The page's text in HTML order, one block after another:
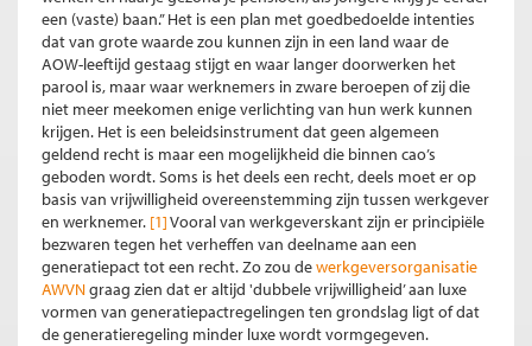
een (vaste) baan.” Het is een plan met goedbedoelde intenties
dat van grote waarde zou kunnen zijn in een land waar de
AOW-leeftijd gestaag stijgt en waar langer doorwerken het
parool is, maar waar werknemers in zware beroepen of zij die
niet meer meekomen enige verlichting van hun werk kunnen
krijgen. Het is een beleidsinstrument dat geen algemeen
geldend recht is maar een mogelijkheid die binnen cao’s
geboden wordt. Soms is het deels een recht, deels moet er op
basis van vrijwilligheid overeenstemming zijn tussen werkgever
en werknemer. [1]Vooral van werkgeverskant zijn er principiële
bezwaren tegen het verheffen van deelname aan een
generatiepact tot een recht. Zo zou dewerkgeversorganisatie
AWVNgraag zien dat er altijd 'dubbele vrijwilligheid’ aan luxe
vormen van generatiepactregelingen ten grondslag ligt of dat
de generatieregeling minder luxe wordt vormgegeven.